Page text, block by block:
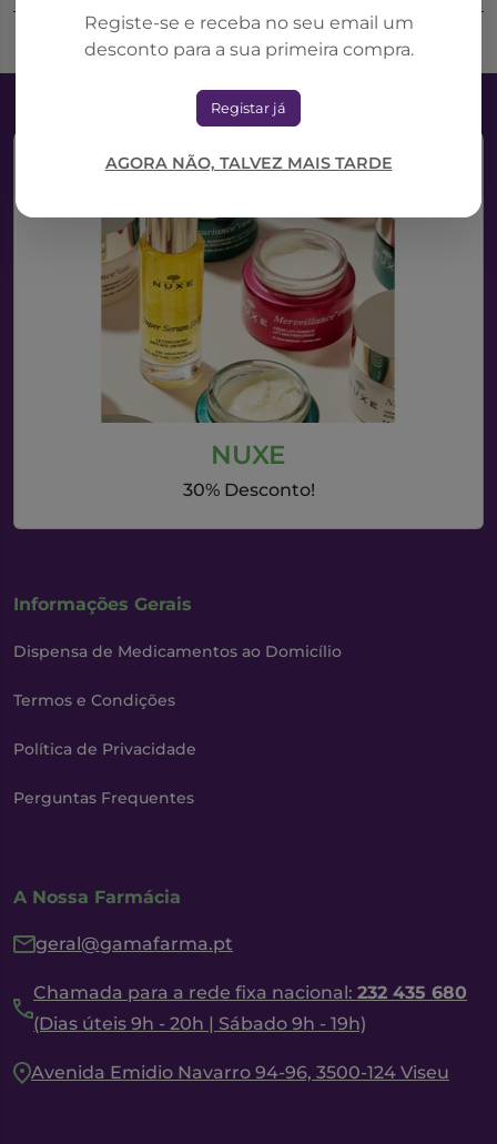
Registe-se e receba no seu email um
desconto para a sua primeira compra.
Registar já
AGORA NÃO, TALVEZ MAIS TARDE
NUXE
30% Desconto!
Informações Gerais
Dispensa de Medicamentos ao Domicílio
Termos e Condições
Política de Privacidade
Perguntas Frequentes
A Nossa Farmácia
geral@gamafarma.pt
Chamada para a rede fixa nacional: 232 435 680
(Dias úteis 9h - 20h | Sábado 9h - 19h)
Avenida Emidio Navarro 94-96, 3500-124 Viseu